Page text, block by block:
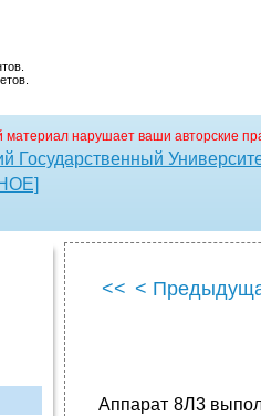
материал нарушает ваши авторские
Государственный
<< <
Аппарат 8Л3